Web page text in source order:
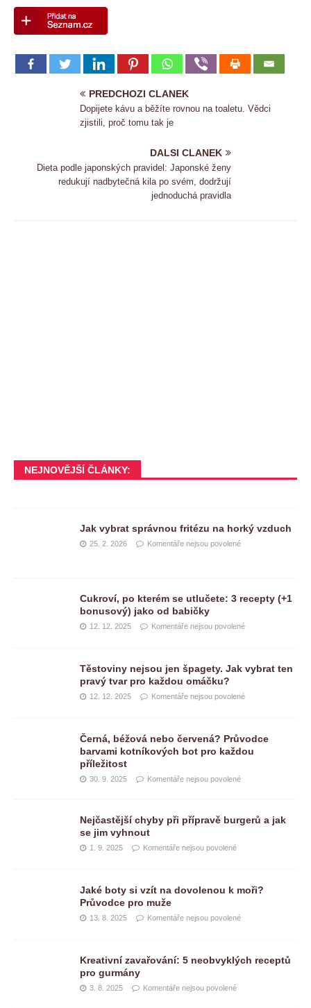
PREDCHOZI CLANEK
Dopijete kávu a běžíte rovnou na toaletu. Vědci
zjistili, proč tomu tak je
DALSI CLANEK
Dieta podle japonských pravidel: Japonské ženy
redukují nadbytečná kila po svém, dodržují
jednoduchá pravidla
NEJNOVĚJŠÍ ČLÁNKY:
Jak vybrat správnou fritézu na horký vzduch
25. 2. 2026 Komentáře nejsou povolené
Cukroví, po kterém se utlučete: 3 recepty (+1
bonusový) jako od babičky
12. 12. 2025 Komentáře nejsou povolené
Těstoviny nejsou jen špagety. Jak vybrat ten
pravý tvar pro každou omáčku?
12. 12. 2025 Komentáře nejsou povolené
Černá, béžová nebo červená? Průvodce
barvami kotníkových bot pro každou
příležitost
30. 9. 2025 Komentáře nejsou povolené
Nejčastější chyby při přípravě burgerů a jak
se jim vyhnout
1. 9. 2025 Komentáře nejsou povolené
Jaké boty si vzít na dovolenou k moři?
Průvodce pro muže
13. 8. 2025 Komentáře nejsou povolené
Kreativní zavařování: 5 neobvyklých receptů
pro gurmány
3. 8. 2025 Komentáře nejsou povolené